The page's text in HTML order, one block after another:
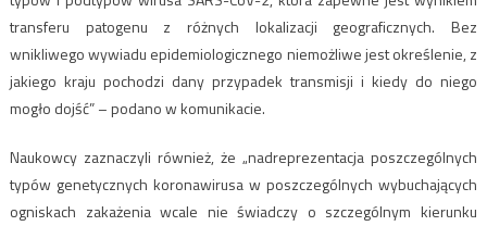
transferu patogenu z różnych lokalizacji geograficznych. Bez
wnikliwego wywiadu epidemiologicznego niemożliwe jest określenie, z
jakiego kraju pochodzi dany przypadek transmisji i kiedy do niego
mogło dojść” – podano w komunikacie.
Naukowcy zaznaczyli również, że „nadreprezentacja poszczególnych
typów genetycznych koronawirusa w poszczególnych wybuchających
ogniskach zakażenia wcale nie świadczy o szczególnym kierunku